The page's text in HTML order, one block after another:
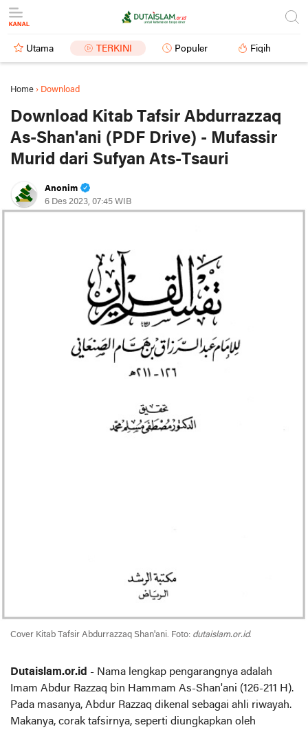
Utama TERKINI Populer Fiqih
Home › Download
Download Kitab Tafsir Abdurrazzaq
As-Shan'ani (PDF Drive) - Mufassir
Murid dari Sufyan Ats-Tsauri
Anonim
6 Des 2023, 07:45 WIB
Cover Kitab Tafsir Abdurrazzaq Shan'ani. Foto: dutaislam.or.id.
Dutaislam.or.id - Nama lengkap pengarangnya adalah
Imam Abdur Razzaq bin Hammam As-Shan'ani (126-211 H).
Pada masanya, Abdur Razzaq dikenal sebagai ahli riwayah.
Makanya, corak tafsirnya, seperti diungkapkan oleh